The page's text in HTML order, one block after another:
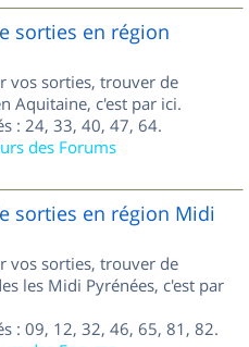
sorties en région
vos sorties, trouver de
Aquitaine, c'est par ici.
: 24, 33, 40, 47, 64.
des Forums
sorties en région Midi
vos sorties, trouver de
les Midi Pyrénées, c'est par
: 09, 12, 32, 46, 65, 81, 82.